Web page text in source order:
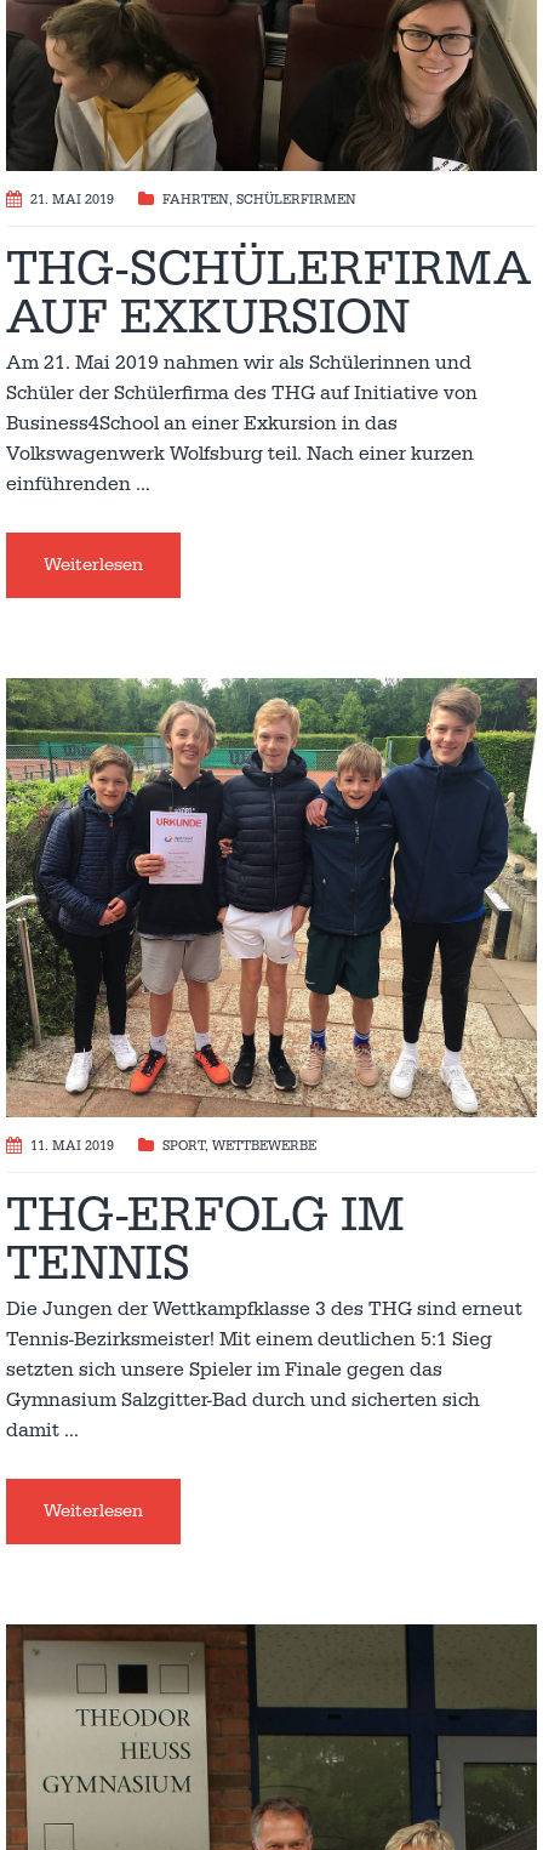
21. MAI 2019 FAHRTEN, SCHÜLERFIRMEN
THG-SCHÜLERFIRMA
AUF EXKURSION
Am 21. Mai 2019 nahmen wir als Schülerinnen und
Schüler der Schülerfirma des THG auf Initiative von
Business4School an einer Exkursion in das
Volkswagenwerk Wolfsburg teil. Nach einer kurzen
einführenden …
Weiterlesen
11. MAI 2019 SPORT, WETTBEWERBE
THG-ERFOLG IM
TENNIS
Die Jungen der Wettkampfklasse 3 des THG sind erneut
Tennis-Bezirksmeister! Mit einem deutlichen 5:1 Sieg
setzten sich unsere Spieler im Finale gegen das
Gymnasium Salzgitter-Bad durch und sicherten sich
damit …
Weiterlesen